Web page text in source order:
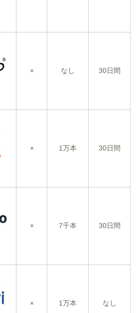
× なし 30日間
× 1万本 30日間
× 7千本 30日間
× 1万本 なし